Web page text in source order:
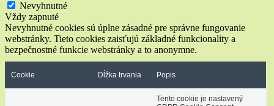
Nevyhnutné
Vždy zapnuté
Nevyhnutné cookies sú úplne zásadné pre správne fungovanie
webstránky. Tieto cookies zaisťujú základné funkcionality a
bezpečnostné funkcie webstránky a to anonymne.
Cookie Dĺžka trvania Popis
Tento cookie je nastavený